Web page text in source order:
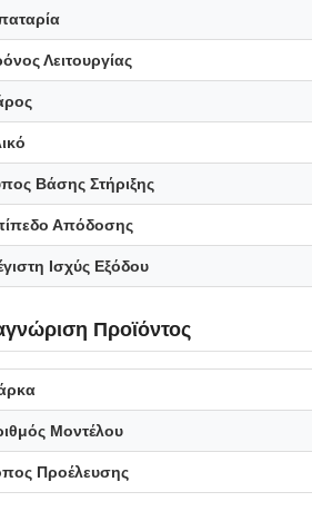
Λειτουργίας
Βάσης Στήριξης
Απόδοσης
Ισχύς Εξόδου
Προϊόντος
Μοντέλου
Προέλευσης